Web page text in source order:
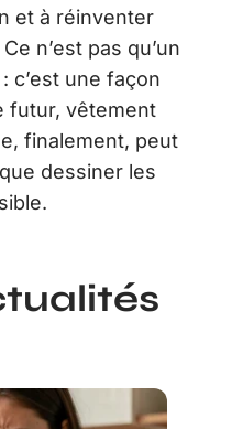
et à réinventer
n’est pas qu’un
c’est une façon
futur, vêtement
finalement, peut
dessiner les